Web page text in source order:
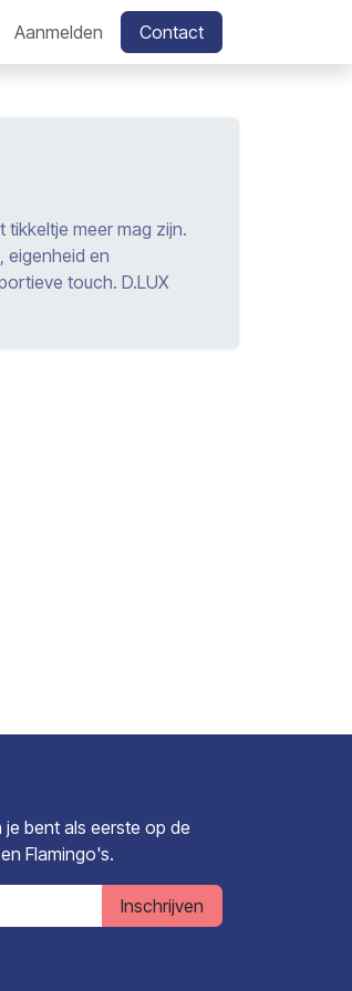
Aanmelden Contact
meer mag zijn.
eigenheid en
touch. D.LUX
bent als eerste op de
Flamingo's.
Inschrijven